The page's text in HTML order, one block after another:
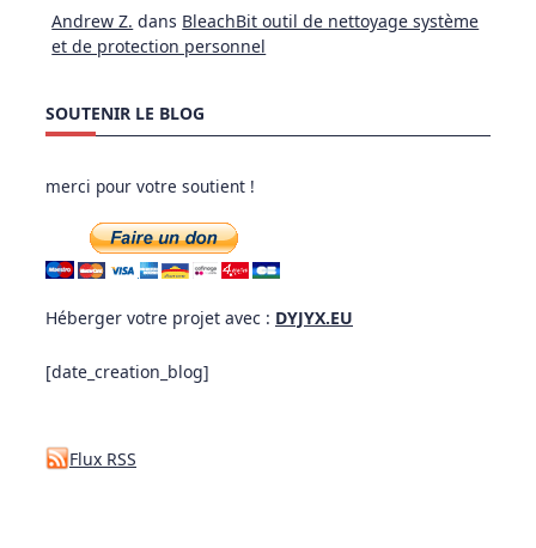
Andrew Z. dans BleachBit outil de nettoyage système
et de protection personnel
SOUTENIR LE BLOG
merci pour votre soutient !
Héberger votre projet avec : DYJYX.EU
[date_creation_blog]
Flux RSS